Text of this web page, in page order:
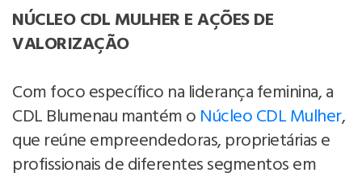
NÚCLEO CDL MULHER E AÇÕES DE
VALORIZAÇÃO
Com foco específico na liderança feminina, a
CDL Blumenau mantém o Núcleo CDL Mulher,
que reúne empreendedoras, proprietárias e
profissionais de diferentes segmentos em